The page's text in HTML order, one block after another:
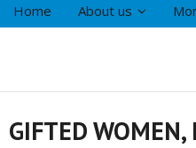
Home About us
GIFTED WOMEN,